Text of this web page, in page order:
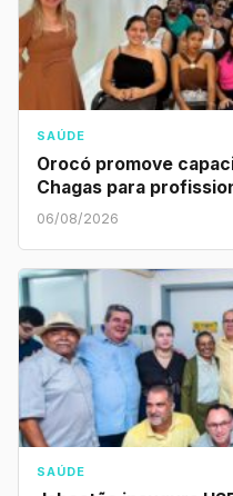
SAÚDE
Orocó promove
Chagas para
06/08/2026
SAÚDE